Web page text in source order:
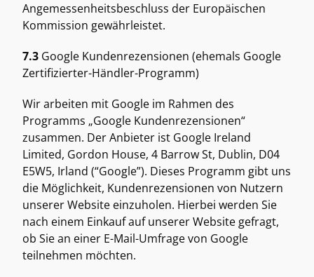
Angemessenheitsbeschluss der Europäischen
Kommission gewährleistet.
7.3 Google Kundenrezensionen (ehemals Google
Zertifizierter-Händler-Programm)
Wir arbeiten mit Google im Rahmen des
Programms „Google Kundenrezensionen“
zusammen. Der Anbieter ist Google Ireland
Limited, Gordon House, 4 Barrow St, Dublin, D04
E5W5, Irland (“Google”). Dieses Programm gibt uns
die Möglichkeit, Kundenrezensionen von Nutzern
unserer Website einzuholen. Hierbei werden Sie
nach einem Einkauf auf unserer Website gefragt,
ob Sie an einer E-Mail-Umfrage von Google
teilnehmen möchten.